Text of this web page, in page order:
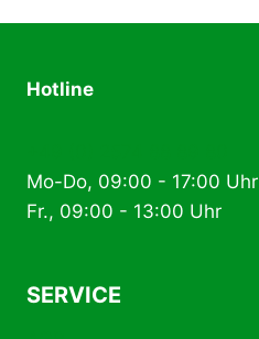
Hotline
Mo-Do, 09:00 - 17:00 Uhr
Fr., 09:00 - 13:00 Uhr
SERVICE